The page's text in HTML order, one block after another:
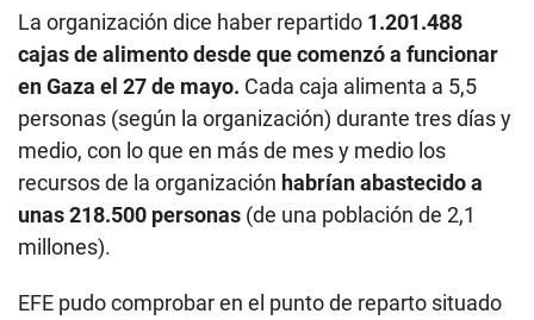
La organización dice haber repartido 1.201.488
cajas de alimento desde que comenzó a funcionar
en Gaza el 27 de mayo. Cada caja alimenta a 5,5
personas (según la organización) durante tres días y
medio, con lo que en más de mes y medio los
recursos de la organización habrían abastecido a
unas 218.500 personas (de una población de 2,1
millones).
EFE pudo comprobar en el punto de reparto situado